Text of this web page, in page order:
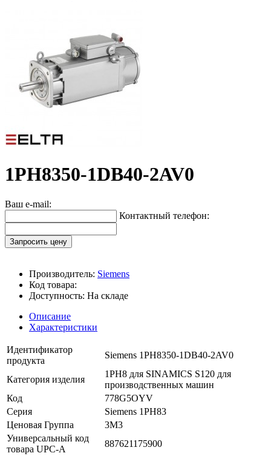
1PH8350-1DB40-2AV0
Ваш e-mail:
Контактный телефон:
Запросить цену
Производитель: Siemens
Код товара:
Доступность: На складе
Описание
Характеристики
Идентификатор
продукта
Siemens 1PH8350-1DB40-2AV0
Категория изделия
1PH8 для SINAMICS S120 для
производственных машин
Код
778G5OYV
Серия
Siemens 1PH83
Ценовая Группа
3M3
Универсальный код
товара UPC-A
887621175900